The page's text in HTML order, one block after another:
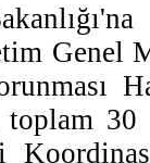
Genel
30